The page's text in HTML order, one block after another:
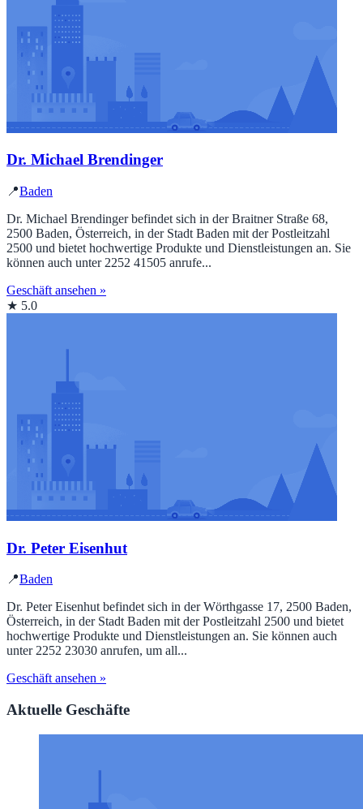
Dr. Michael Brendinger
📍Baden
Dr. Michael Brendinger befindet sich in der Braitner Straße 68,
2500 Baden, Österreich, in der Stadt Baden mit der Postleitzahl
2500 und bietet hochwertige Produkte und Dienstleistungen an. Sie
können auch unter 2252 41505 anrufe...
Geschäft ansehen »
★ 5.0
Dr. Peter Eisenhut
📍Baden
Dr. Peter Eisenhut befindet sich in der Wörthgasse 17, 2500 Baden,
Österreich, in der Stadt Baden mit der Postleitzahl 2500 und bietet
hochwertige Produkte und Dienstleistungen an. Sie können auch
unter 2252 23030 anrufen, um all...
Geschäft ansehen »
Aktuelle Geschäfte